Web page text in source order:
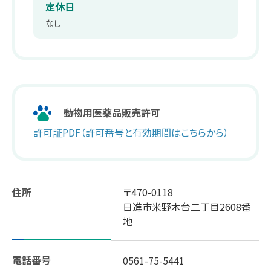
スギヤマカード スギヤママネーのご紹介
スギヤマ公式アプリ：お得！便利！アプリの使い方
スギヤマ公式アプリ：デジタル会員証登録
しそ油（えごま油）
やさしいレシピ
本社へのアクセス
同好会・社内関連サイト
定休日
なし
動物用医薬品販売許可
許可証PDF（許可番号と有効期間はこちらから）
住所
〒470-0118
日進市米野木台二丁目2608番
地
電話番号 0561-75-5441